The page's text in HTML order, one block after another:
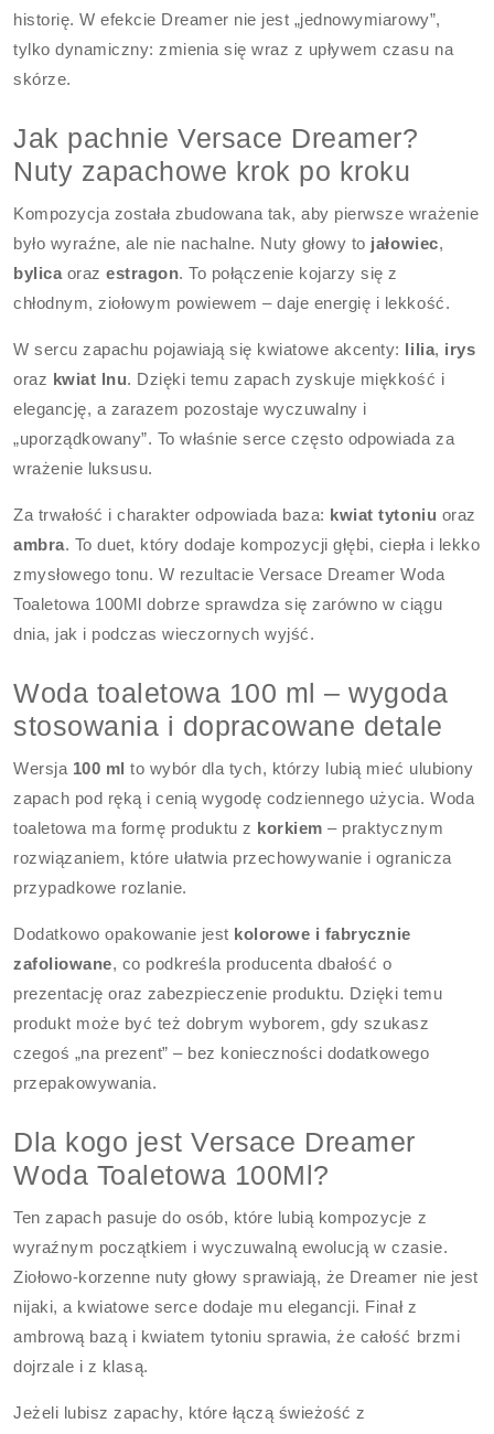
historię. W efekcie Dreamer nie jest „jednowymiarowy”,
tylko dynamiczny: zmienia się wraz z upływem czasu na
skórze.
Jak pachnie Versace Dreamer?
Nuty zapachowe krok po kroku
Kompozycja została zbudowana tak, aby pierwsze wrażenie
było wyraźne, ale nie nachalne. Nuty głowy to jałowiec,
bylica orazestragon. To połączenie kojarzy się z
chłodnym, ziołowym powiewem – daje energię i lekkość.
W sercu zapachu pojawiają się kwiatowe akcenty: lilia, irys
oraz kwiat lnu. Dzięki temu zapach zyskuje miękkość i
elegancję, a zarazem pozostaje wyczuwalny i
„uporządkowany”. To właśnie serce często odpowiada za
wrażenie luksusu.
Za trwałość i charakter odpowiada baza: kwiat tytoniu oraz
ambra. To duet, który dodaje kompozycji głębi, ciepła i lekko
zmysłowego tonu. W rezultacie Versace Dreamer Woda
Toaletowa 100Ml dobrze sprawdza się zarówno w ciągu
dnia, jak i podczas wieczornych wyjść.
Woda toaletowa 100 ml – wygoda
stosowania i dopracowane detale
Wersja 100 ml to wybór dla tych, którzy lubią mieć ulubiony
zapach pod ręką i cenią wygodę codziennego użycia. Woda
toaletowa ma formę produktu z korkiem – praktycznym
rozwiązaniem, które ułatwia przechowywanie i ogranicza
przypadkowe rozlanie.
Dodatkowo opakowanie jest kolorowe i fabrycznie
zafoliowane, co podkreśla producenta dbałość o
prezentację oraz zabezpieczenie produktu. Dzięki temu
produkt może być też dobrym wyborem, gdy szukasz
czegoś „na prezent” – bez konieczności dodatkowego
przepakowywania.
Dla kogo jest Versace Dreamer
Woda Toaletowa 100Ml?
Ten zapach pasuje do osób, które lubią kompozycje z
wyraźnym początkiem i wyczuwalną ewolucją w czasie.
Ziołowo-korzenne nuty głowy sprawiają, że Dreamer nie jest
nijaki, a kwiatowe serce dodaje mu elegancji. Finał z
ambrową bazą i kwiatem tytoniu sprawia, że całość brzmi
dojrzale i z klasą.
Jeżeli lubisz zapachy, które łączą świeżość z